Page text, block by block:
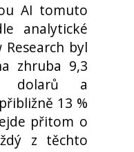
AI tomuto
analytické
byl
zhruba 9,3
dolarů a
13 %
přitom o
z těchto